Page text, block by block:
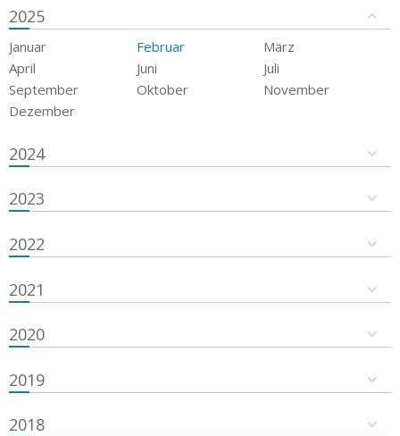
2025
Januar Februar
März
April
Juni
Juli
September
Oktober
November
Dezember
2024
2023
2022
2021
2020
2019
2018